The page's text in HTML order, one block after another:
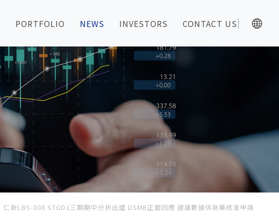
PORTFOLIO NEWS INVESTORS CONTACT US
仁新LBS-008 STGD1三期期中分析出爐 DSMB正面回應 建議數據供新藥核准申請